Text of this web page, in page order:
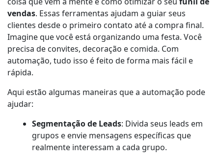
vendas. Essas ferramentas ajudam a guiar seus
clientes desde o primeiro contato até a compra final.
Imagine que você está organizando uma festa. Você
precisa de convites, decoração e comida. Com
automação, tudo isso é feito de forma mais fácil e
rápida.
Aqui estão algumas maneiras que a automação pode
ajudar:
Segmentação de Leads: Divida seus leads em
grupos e envie mensagens específicas que
realmente interessam a cada grupo.